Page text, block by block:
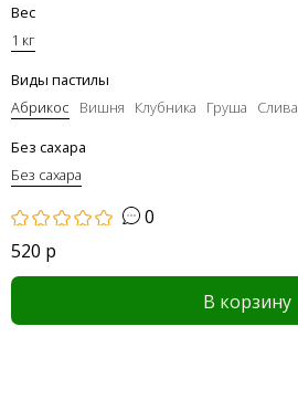
Вес
1 кг
Виды пастилы
Абрикос
Вишня Клубника Груша Слива
Без сахара
Без сахара
0
520 р
В корзину